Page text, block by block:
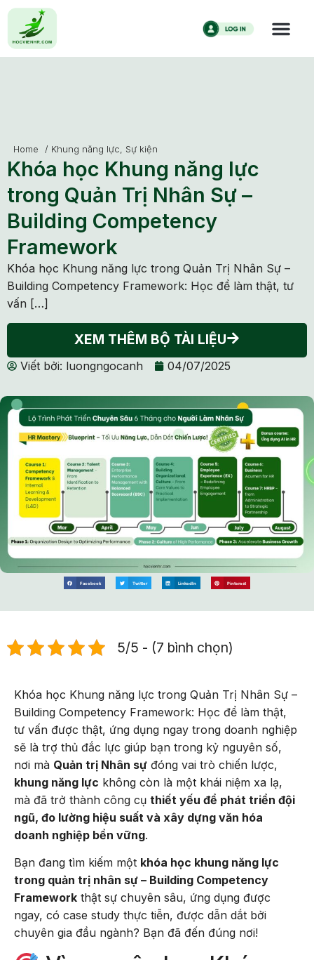
Home / Khung năng lực, Sự kiện
Khóa học Khung năng lực
trong Quản Trị Nhân Sự –
Building Competency
Framework
Khóa học Khung năng lực trong Quản Trị Nhân Sự –
Building Competency Framework: Học để làm thật, tư
vấn […]
XEM THÊM BỘ TÀI LIỆU
Viết bởi: luongngocanh 04/07/2025
Facebook Twitter LinkedIn Pinterest
5/5 - (7 bình chọn)
Khóa học Khung năng lực trong Quản Trị Nhân Sự –
Building Competency Framework: Học để làm thật,
tư vấn được thật, ứng dụng ngay trong doanh nghiệp
sẽ là trợ thủ đắc lực giúp bạn trong kỷ nguyên số,
nơi mà Quản trị Nhân sự đóng vai trò chiến lược,
khung năng lực không còn là một khái niệm xa lạ,
mà đã trở thành công cụ thiết yếu để phát triển đội
ngũ, đo lường hiệu suất và xây dựng văn hóa
doanh nghiệp bền vững.
Bạn đang tìm kiếm một khóa học khung năng lực
trong quản trị nhân sự – Building Competency
Framework thật sự chuyên sâu, ứng dụng được
ngay, có case study thực tiễn, được dẫn dắt bởi
chuyên gia đầu ngành? Bạn đã đến đúng nơi!